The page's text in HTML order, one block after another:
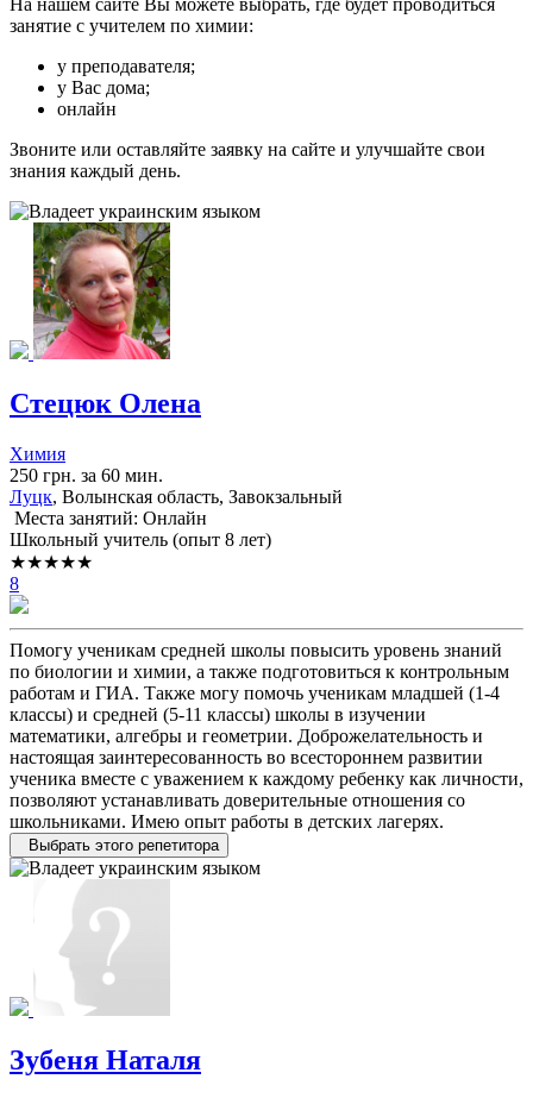
На нашем сайте Вы можете выбрать, где будет проводиться
занятие с учителем по химии:
у преподавателя;
у Вас дома;
онлайн
Звоните или оставляйте заявку на сайте и улучшайте свои
знания каждый день.
Стецюк Олена
Химия
250 грн. за 60 мин.
Луцк, Волынская область, Завокзальный
Места занятий: Онлайн
Школьный учитель (опыт 8 лет)
★★★★★
8
Помогу ученикам средней школы повысить уровень знаний
по биологии и химии, а также подготовиться к контрольным
работам и ГИА. Также могу помочь ученикам младшей (1-4
классы) и средней (5-11 классы) школы в изучении
математики, алгебры и геометрии. Доброжелательность и
настоящая заинтересованность во всестороннем развитии
ученика вместе с уважением к каждому ребенку как личности,
позволяют устанавливать доверительные отношения со
школьниками. Имею опыт работы в детских лагерях.
Выбрать этого репетитора
Зубеня Наталя